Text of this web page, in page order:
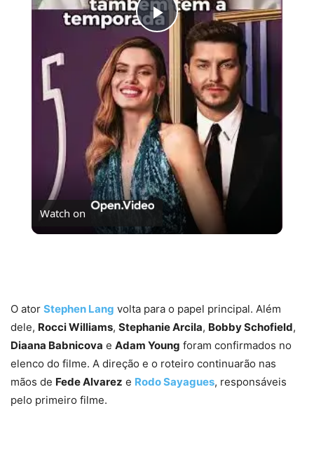
Play
Video
Watch on
O ator Stephen Lang volta para o papel principal. Além
dele, Rocci Williams, Stephanie Arcila, Bobby Schofield,
Diaana Babnicova e Adam Young foram confirmados no
elenco do filme. A direção e o roteiro continuarão nas
mãos de Fede Alvarez e Rodo Sayagues, responsáveis
pelo primeiro filme.